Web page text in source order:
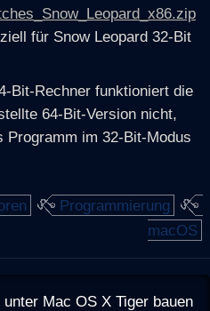
für Snow Leopard 32-Bit
Bit-Rechner funktioniert die
64-Bit-Version nicht,
Programm im 32-Bit-Modus
Programmierung
macOS
Mac OS X Tiger bauen